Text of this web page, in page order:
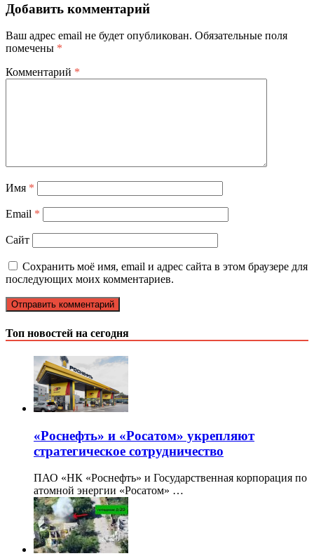
Добавить комментарий
Ваш адрес email не будет опубликован. Обязательные поля
помечены *
Комментарий *
Имя *
Email *
Сайт
Сохранить моё имя, email и адрес сайта в этом браузере для
последующих моих комментариев.
Топ новостей на сегодня
«Роснефть» и «Росатом» укрепляют
стратегическое сотрудничество
ПАО «НК «Роснефть» и Государственная корпорация по
атомной энергии «Росатом» …